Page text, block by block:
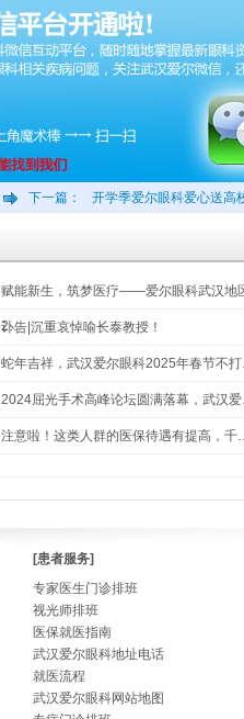
下一篇： 开学季爱尔眼科爱心送高
赋能新生，筑梦医疗——爱尔眼科武汉地
2…
讣告|沉重哀悼喻长泰教授！
蛇年吉祥，武汉爱尔眼科2025年春节不
2024屈光手术高峰论坛圆满落幕，武汉
注意啦！这类人群的医保待遇有提高，
[患者服务]
专家医生门诊排班
视光师排班
医保就医指南
武汉爱尔眼科地址电话
就医流程
武汉爱尔眼科网站地图